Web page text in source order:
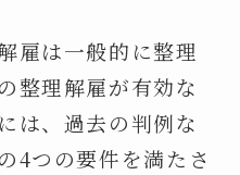
雇は一般的に整理
整理解雇が有効な
は、過去の判例な
4つの要件を満たさ